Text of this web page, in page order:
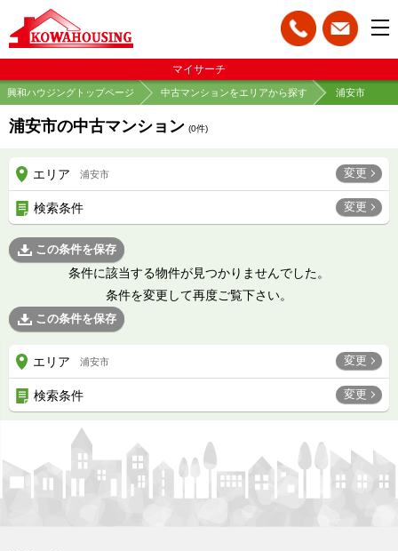
マイサーチ
興和ハウジングトップページ 中古マンションをエリアから探す 浦安市
浦安市の中古マンション (0件)
エリア 浦安市 変更
検索条件 変更
この条件を保存
条件に該当する物件が見つかりませんでした。
条件を変更して再度ご覧下さい。
この条件を保存
エリア 浦安市 変更
検索条件 変更